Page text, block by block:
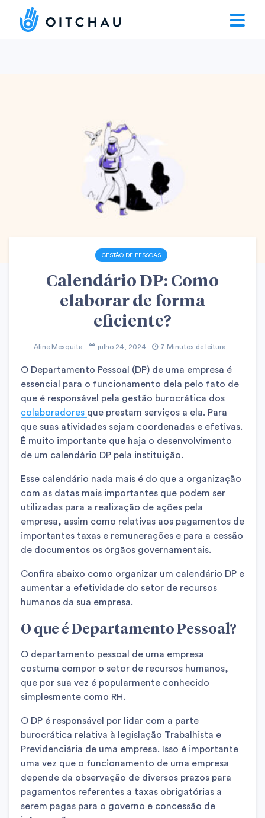
GESTÃO DE PESSOAS
Calendário DP: Como
elaborar de forma
eficiente?
Aline Mesquita julho 24, 2024 7 Minutos de leitura
O Departamento Pessoal (DP) de uma empresa é
essencial para o funcionamento dela pelo fato de
que é responsável pela gestão burocrática dos
colaboradores que prestam serviços a ela. Para
que suas atividades sejam coordenadas e efetivas.
É muito importante que haja o desenvolvimento
de um calendário DP pela instituição.
Esse calendário nada mais é do que a organização
com as datas mais importantes que podem ser
utilizadas para a realização de ações pela
empresa, assim como relativas aos pagamentos de
importantes taxas e remunerações e para a cessão
de documentos os órgãos governamentais.
Confira abaixo como organizar um calendário DP e
aumentar a efetividade do setor de recursos
humanos da sua empresa.
O que é Departamento Pessoal?
O departamento pessoal de uma empresa
costuma compor o setor de recursos humanos,
que por sua vez é popularmente conhecido
simplesmente como RH.
O DP é responsável por lidar com a parte
burocrática relativa à legislação Trabalhista e
Previdenciária de uma empresa. Isso é importante
uma vez que o funcionamento de uma empresa
depende da observação de diversos prazos para
pagamentos referentes a taxas obrigatórias a
serem pagas para o governo e concessão de